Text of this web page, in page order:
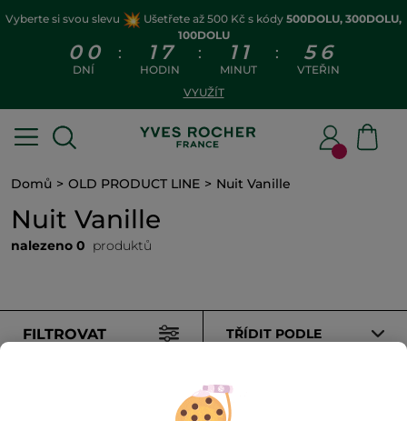
Vyberte si svou slevu Ušetřete až 500 Kč s kódy 500DOLU, 300DOLU,
100DOLU
0 0
DNÍ
: 1 7
HODIN
: 1 1
MINUT
: 5 6
VTEŘIN
VYUŽÍT
Domů OLD PRODUCT LINE Nuit Vanille
Nuit Vanille
nalezeno 0 produktů
FILTROVAT TŘÍDIT PODLE